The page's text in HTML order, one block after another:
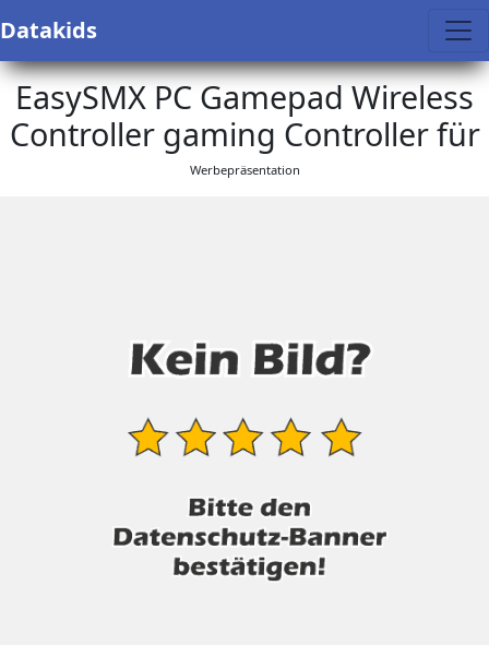
Datakids
EasySMX PC Gamepad Wireless
Controller gaming Controller für
Werbepräsentation